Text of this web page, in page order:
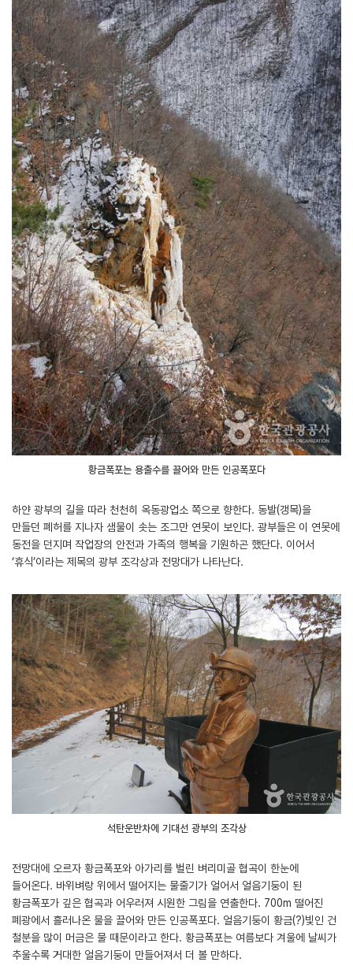
황금폭포는 용출수를 끌어와 만든 인공폭포다
하얀 광부의 길을 따라 천천히 옥동광업소 쪽으로 향한다. 동발(갱목)을
만들던 폐허를 지나자 샘물이 솟는 조그만 연못이 보인다. 광부들은 이 연못에
동전을 던지며 작업장의 안전과 가족의 행복을 기원하곤 했단다. 이어서
‘휴식’이라는 제목의 광부 조각상과 전망대가 나타난다.
석탄운반차에 기대선 광부의 조각상
전망대에 오르자 황금폭포와 아가리를 벌린 벼리미골 협곡이 한눈에
들어온다. 바위벼랑 위에서 떨어지는 물줄기가 얼어서 얼음기둥이 된
황금폭포가 깊은 협곡과 어우러져 시원한 그림을 연출한다. 700m 떨어진
폐광에서 흘러나온 물을 끌어와 만든 인공폭포다. 얼음기둥이 황금(?)빛인 건
철분을 많이 머금은 물 때문이라고 한다. 황금폭포는 여름보다 겨울에 날씨가
추울수록 거대한 얼음기둥이 만들어져서 더 볼 만하다.